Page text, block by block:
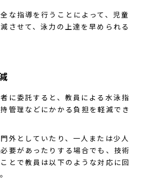
な指導を行うことによって、児童
させて、泳力の上達を早められる
に委託すると、教員による水泳指
管理などにかかる負担を軽減でき
外としていたり、一人または少人
要があったりする場合でも、技術
とで教員は以下のような対応に回